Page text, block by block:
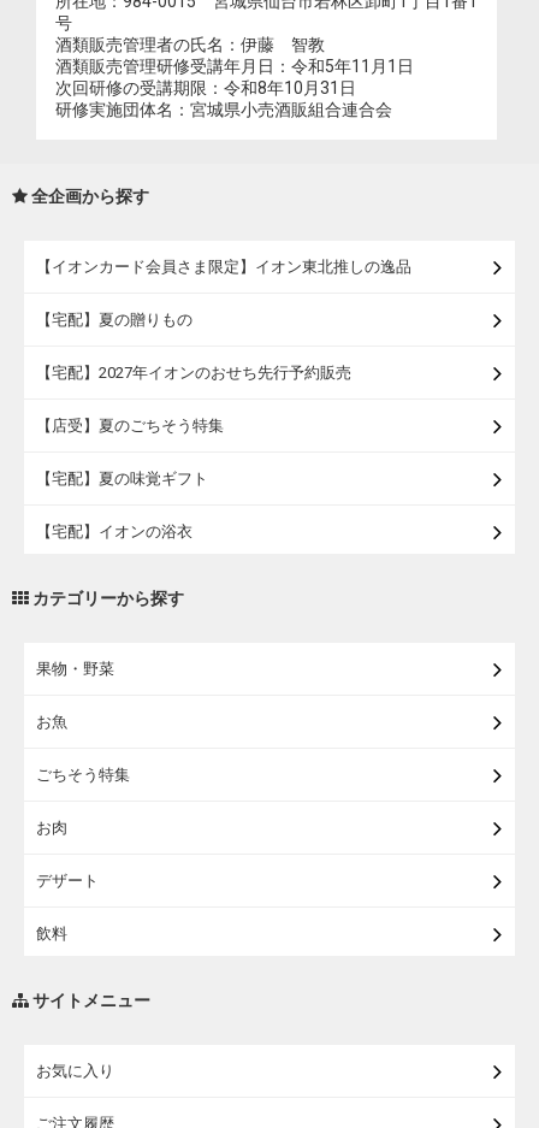
号
酒類販売管理者の氏名：伊藤 智教
酒類販売管理研修受講年月日：令和5年11月1日
次回研修の受講期限：令和8年10月31日
研修実施団体名：宮城県小売酒販組合連合会
全企画から探す
【イオンカード会員さま限定】イオン東北推しの逸品
【宅配】夏の贈りもの
【宅配】2027年イオンのおせち先行予約販売
【店受】夏のごちそう特集
【宅配】夏の味覚ギフト
【宅配】イオンの浴衣
カテゴリーから探す
果物・野菜
お魚
ごちそう特集
お肉
デザート
飲料
サイトメニュー
お気に入り
ご注文履歴